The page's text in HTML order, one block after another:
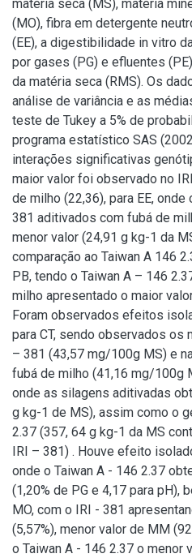
matéria seca (MS), matéria
(MO), fibra em detergente
(EE), a digestibilidade in vitro
por gases (PG) e efluentes
da matéria seca (RMS). Os
análise de variância e as
teste de Tukey a 5% de
programa estatístico SAS
interações significativas
maior valor foi observado no
de milho (22,36), para EE,
381 aditivados com fubá de
menor valor (24,91 g kg-1 da
comparação ao Taiwan A 146
PB, tendo o Taiwan A – 146
milho apresentado o maior
Foram observados efeitos
para CT, sendo observados os
– 381 (43,57 mg/100g MS) e
fubá de milho (41,16 mg/100g
onde as silagens aditivadas
g kg-1 de MS), assim como o
2.37 (357, 64 g kg-1 da MS
IRI – 381) . Houve efeito
onde o Taiwan A - 146 2.37
(1,20% de PG e 4,17 para pH),
MO, com o IRI - 381
(5,57%), menor valor de MM
o Taiwan A - 146 2.37 o menor